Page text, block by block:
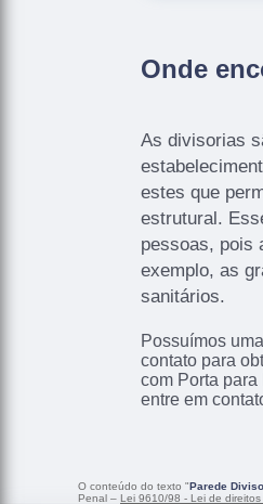
Onde
As divisorias
estes que
estrutural.
pessoas, pois
exemplo, as
sanitários.
Possuímos
contato para
com Porta
entre em
O conteúdo do texto "Parede
Penal – Lei 9610/98 - Lei de direitos